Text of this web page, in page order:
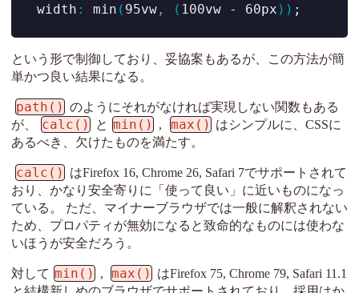
  width
: min ( 95vw, ( 100vw - 60px )) ;
という形で制御しており、妥協案もあるが、この方法が簡
単かつ良い結果になる。
path() のようにそれがなければ実現しない関数もある
が、
calc() と min() , max() はシンプルに、CSSに
あるべき、欠けたものを満たす。
calc() はFirefox 16, Chrome 26, Safari 7でサポートされて
おり、かなり安全寄りに「使って良い」に近いものになっ
ている。 ただ、マイナーブラウザでは一般に解釈されない
ため、プロパティが無効になると致命的なものには使わな
いほうが安全だろう。
対して min() , max() はFirefox 75, Chrome 79, Safari 11.1